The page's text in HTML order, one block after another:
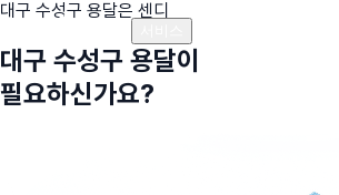
대구 수성구 용달은 센디
대구 수성구 용달이
필요하신가요?